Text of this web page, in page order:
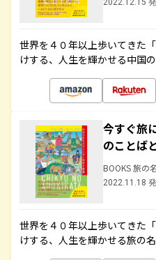
2022.12.15
世界を４０年以上歩いてきた
けする、人生を輝かせる中国
今すぐ旅
のことば
BOOKS 旅の
2022.11.18
世界を４０年以上歩いてきた
けする、人生を輝かせる旅の